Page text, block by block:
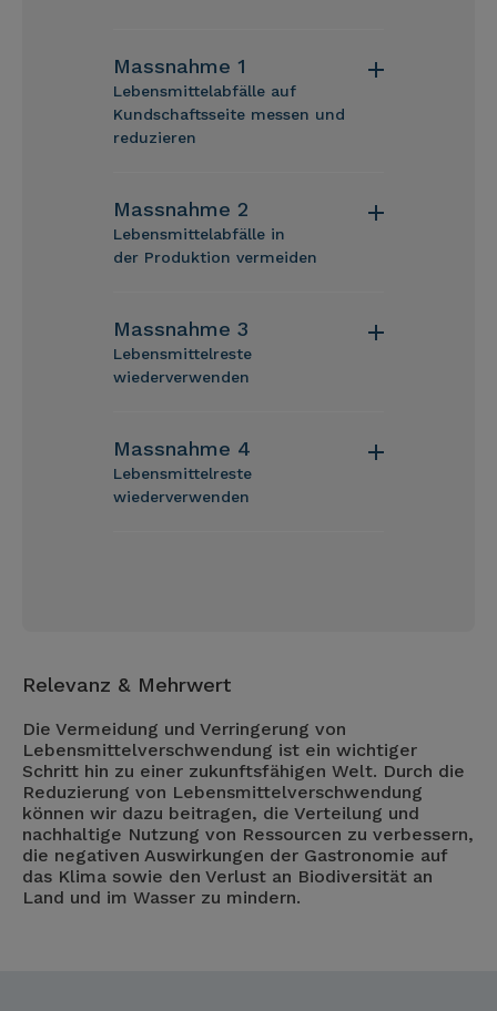
Massnahme 1
Lebensmittelabfälle auf
Kundschaftsseite messen und
reduzieren
Massnahme 2
Lebensmittelabfälle in
der Produktion vermeiden
Massnahme 3
Lebensmittelreste
wiederverwenden
Massnahme 4
Lebensmittelreste
wiederverwenden
Relevanz & Mehrwert
Die Vermeidung und Verringerung von
Lebensmittelverschwendung ist ein wichtiger
Schritt hin zu einer zukunftsfähigen Welt. Durch die
Reduzierung von Lebensmittelverschwendung
können wir dazu beitragen, die Verteilung und
nachhaltige Nutzung von Ressourcen zu verbessern,
die negativen Auswirkungen der Gastronomie auf
das Klima sowie den Verlust an Biodiversität an
Land und im Wasser zu mindern.